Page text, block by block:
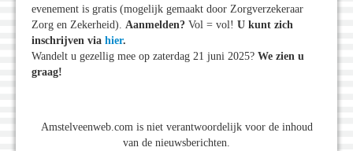
evenement is gratis (mogelijk gemaakt door Zorgverzekeraar
Zorg en Zekerheid). Aanmelden? Vol = vol! U kunt zich
inschrijven via hier.
Wandelt u gezellig mee op zaterdag 21 juni 2025? We zien u
graag!
Amstelveenweb.com is niet verantwoordelijk voor de inhoud
van de nieuwsberichten.